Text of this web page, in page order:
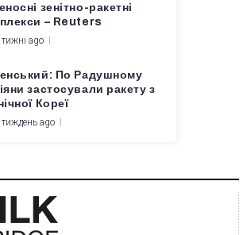
зенітно-ракетні
– Reuters
ago
По Радушному
застосували ракету з
Кореї
ago